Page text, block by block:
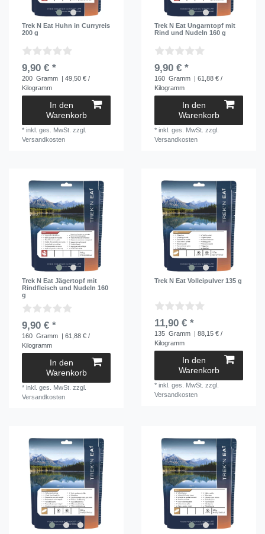
Trek N Eat Huhn in Curryreis
200 g
9,90 € *
200 Gramm | 49,50 € /
Kilogramm
In den
Warenkorb
*inkl. ges. MwSt. zzgl.
Versandkosten
Trek N Eat Ungarntopf mit
Rind und Nudeln 160 g
9,90 € *
160 Gramm | 61,88 € /
Kilogramm
In den
Warenkorb
*inkl. ges. MwSt. zzgl.
Versandkosten
Trek N Eat Jägertopf mit
Rindfleisch und Nudeln 160
g
9,90 € *
160 Gramm | 61,88 € /
Kilogramm
In den
Warenkorb
*inkl. ges. MwSt. zzgl.
Versandkosten
Trek N Eat Volleipulver 135 g
11,90 € *
135 Gramm | 88,15 € /
Kilogramm
In den
Warenkorb
*inkl. ges. MwSt. zzgl.
Versandkosten